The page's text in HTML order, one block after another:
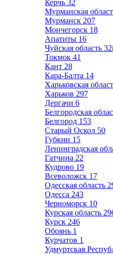
Керчь 32
Мурманская
Мурманск 207
Мончегорск 18
Апатиты 16
Чуйская область
Токмок 41
Кант 28
Кара-Балта 14
Харьковская
Харьков 297
Дергачи 6
Белгородская
Белгород 153
Старый Оскол 50
Губкин 15
Ленинградская
Гатчина 22
Кудрово 19
Всеволожск 17
Одесская область
Одесса 243
Черноморск 10
Курская область
Курск 246
Обоянь 1
Курчатов 1
Удмуртская